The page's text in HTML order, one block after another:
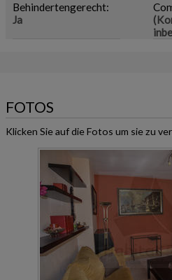
Behindertengerecht:
Ja
FOTOS
Klicken Sie auf die Fotos um sie zu